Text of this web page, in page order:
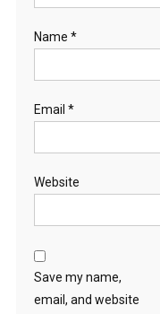
Name *
Email *
Website
Save my name,
email, and website